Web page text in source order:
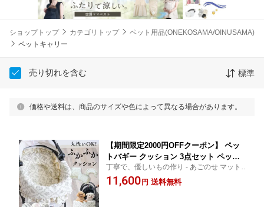
ショップトップ カテゴリトップ
ペット用品(ONEKOSAMA/OINUSAMA)
ペットキャリー
売り切れを含む 標準
価格や送料は、商品のサイズや色によって異なる場合があります。
【期間限定2000円OFFクーポン】 ペッ
トバギー クッション 3点セット ペット
カート ダブルガーゼ トワルドジュイ柄
フリル ライナー ボールスター コンフォ
丁寧で、優しいもの作り - あごのせ マット
ペットグッズ 洗濯可 カートアクセサリー
散歩 旅行 ONEKOSAMA OINUSAMA おね
11,600円 送料無料